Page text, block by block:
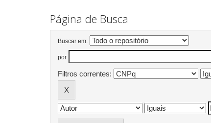
Página de Busca
Buscar em:
por
Filtros correntes: